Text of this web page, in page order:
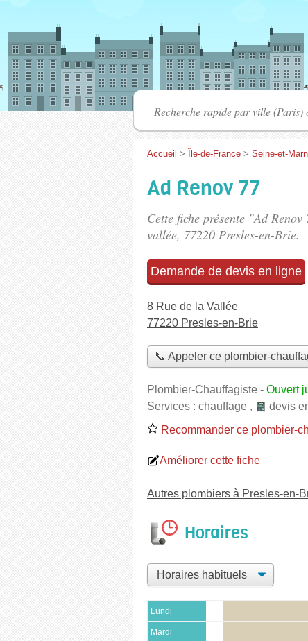
Accueil > Île-de-France > Seine-et-
Ad Renov 77
Cette fiche présente "Ad
vallée, 77220 Presles-en-Brie.
Demande de devis en ligne
8 Rue de la Vallée
77220 Presles-en-Brie
📞 Appeler ce plombier-
Plombier-Chauffagiste - Ouvert
Services : chauffage ,
devis
Recommander ce plombier-
Améliorer cette fiche
Autres plombiers à Presles-en-
Horaires
Lundi
Mardi